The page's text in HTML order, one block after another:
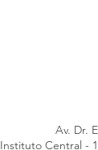
Av. Dr.
Instituto Central -